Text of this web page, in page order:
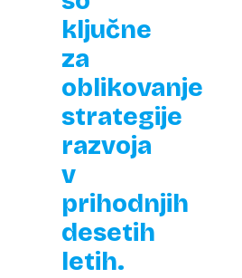
ključne
za
oblikovanje
strategije
razvoja
v
prihodnjih
desetih
letih.